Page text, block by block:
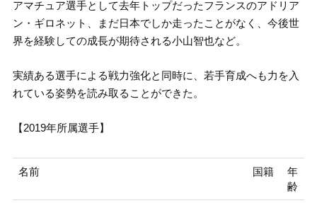
アマチュア選手として去年トップだったフランスのアドリア
ン・ギロネット、まだ日本でしか走ったことがなく、今後世
界を経験しての成長が期待される小山智也など。
実績ある選手による戦力強化と同時に、若手育成へも力を入
れている姿勢を読み取ることができた。
【2019年所属選手】
名前 国籍
年
齢